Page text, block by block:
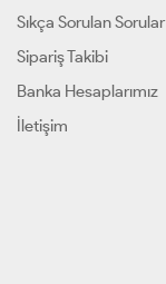
Sıkça Sorulan Sorular
Sipariş Takibi
Banka Hesaplarımız
İletişim